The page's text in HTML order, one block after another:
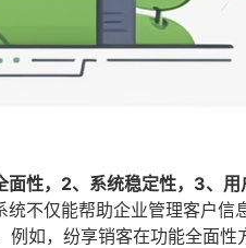
面性，2、系统稳定性，3、用
统不仅能帮助企业管理客户信
例如，纷享销客在功能全面性